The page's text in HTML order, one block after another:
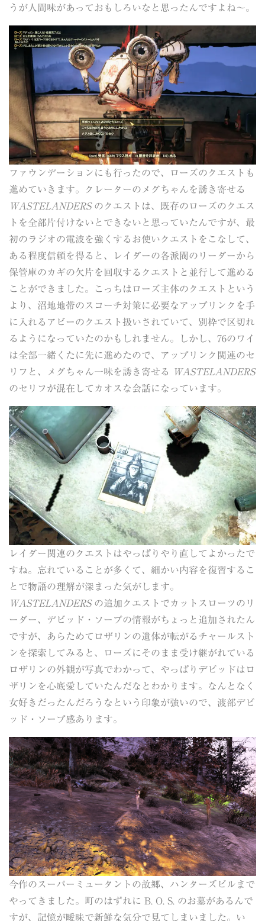
うが人間味があっておもしろいなと思ったんですよね～。
ファウンデーションにも行ったので、ローズのクエストも
進めていきます。クレーターのメグちゃんを誘き寄せる
WASTELANDERSのクエストは、既存のローズのクエス
トを全部片付けないとできないと思っていたんですが、最
初のラジオの電波を強くするお使いクエストをこなして、
ある程度信頼を得ると、レイダーの各派閥のリーダーから
保管庫のカギの欠片を回収するクエストと並行して進める
ことができました。こっちはローズ主体のクエストという
より、沼地地帯のスコーチ対策に必要なアップリンクを手
に入れるアビーのクエスト扱いされていて、別枠で区切れ
るようになっていたのかもしれません。しかし、76のワイ
は全部一緒くたに先に進めたので、アップリンク関連のセ
リフと、メグちゃん一味を誘き寄せる
WASTELANDERS
のセリフが混在してカオスな会話になっています。
レイダー関連のクエストはやっぱりやり直してよかったで
すね。忘れていることが多くて、細かい内容を復習するこ
とで物語の理解が深まった気がします。
WASTELANDERSの追加クエストでカットスローツのリ
ーダー、デビッド・ソープの情報がちょっと追加されたん
ですが、あらためてロザリンの遺体が転がるチャールスト
ンを探索してみると、ローズにそのまま受け継がれている
ロザリンの外観が写真でわかって、やっぱりデビッドはロ
ザリンを心底愛していたんだなとわかります。なんとなく
女好きだったんだろうなという印象が強いので、渡部デビ
ッド・ソープ感あります。
今作のスーパーミュータントの故郷、ハンターズビルまで
やってきました。町のはずれに B. O. S. のお墓があるんで
すが、記憶が曖昧で新鮮な気分で見てしまいました。い